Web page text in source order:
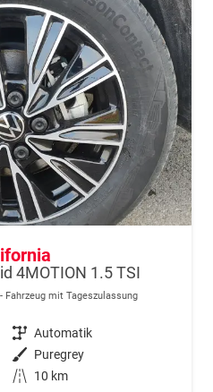
4MOTION 1.5 TSI
Fahrzeug mit Tageszulassung
Getriebe Automatik
Außenfarbe Puregrey
Kilometerstand
10 km